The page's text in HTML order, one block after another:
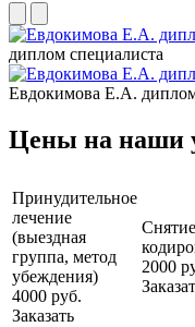
диплом специалиста
Евдокимова Е.А. диплом
Цены на наши
Принудительное
лечение
(выездная
группа, метод
убеждения)
4000 руб.
Заказать
Снятие
2000